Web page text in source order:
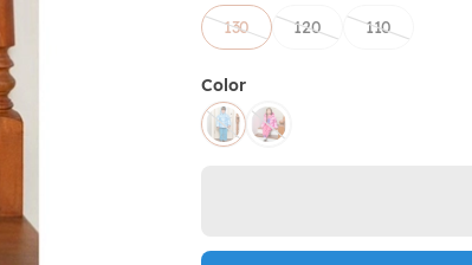
130
120 110
Color